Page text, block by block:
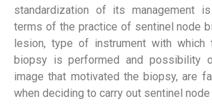
standardization of its management
terms of the practice of sentinel node
lesion, type of instrument with which
biopsy is performed and possibility
image that motivated the biopsy, are
when deciding to carry out sentinel